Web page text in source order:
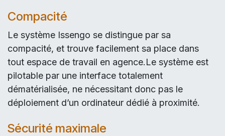
Compacité
Le système Issengo se distingue par sa
compacité, et trouve facilement sa place dans
tout espace de travail en agence.Le système est
pilotable par une interface totalement
dématérialisée, ne nécessitant donc pas le
déploiement d’un ordinateur dédié à proximité.
Sécurité maximale